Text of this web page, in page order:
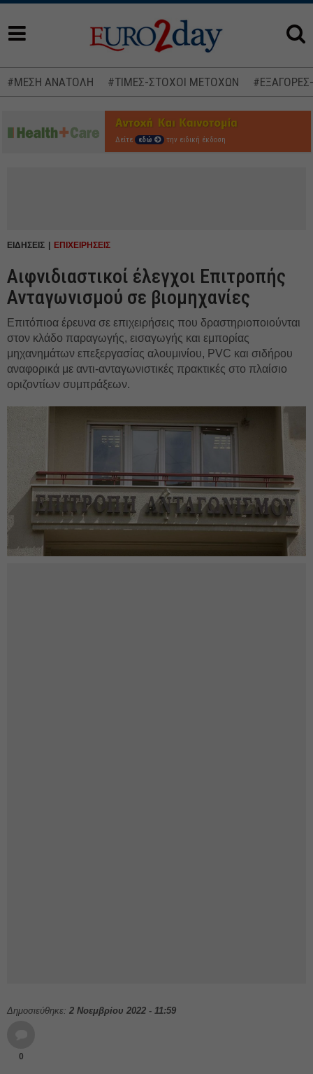
#ΜΕΣΗ ΑΝΑΤΟΛΗ #ΤΙΜΕΣ-ΣΤΟΧΟΙ ΜΕΤΟΧΩΝ
Δείτε εδώ την ειδική έκδοση
ΕΙΔΗΣΕΙΣ ΕΠΙΧΕΙΡΗΣΕΙΣ
Αιφνιδιαστικοί έλεγχοι Επιτροπής
Ανταγωνισμού σε βιομηχανίες
Επιτόπιοα έρευνα σε επιχειρήσεις που δραστηριοποιούνται
στον κλάδο παραγωγής, εισαγωγής και εμπορίας
μηχανημάτων επεξεργασίας αλουμινίου, PVC και σιδήρου
αναφορικά με αντι-ανταγωνιστικές πρακτικές στο πλαίσιο
οριζοντίων συμπράξεων.
Δημοσιεύθηκε: 2 Νοεμβρίου 2022 - 11:59
0